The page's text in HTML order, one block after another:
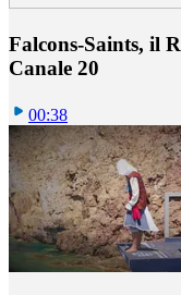
Falcons-Saints, il
Canale 20
00:38